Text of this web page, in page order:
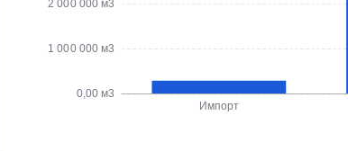
0,00 м3
1 000 000 м3
2 000 000 м3
Импорт